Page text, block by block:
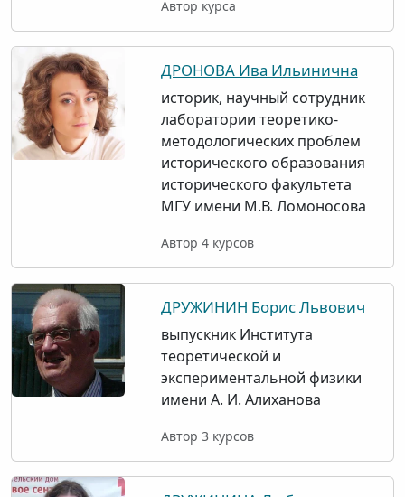
Автор курса
ДРОНОВА Ива Ильинична
историк, научный сотрудник
лаборатории теоретико-
методологических проблем
исторического образования
исторического факультета
МГУ имени М.В. Ломоносова
Автор 4 курсов
ДРУЖИНИН Борис Львович
выпускник Института
теоретической и
экспериментальной физики
имени А. И. Алиханова
Автор 3 курсов